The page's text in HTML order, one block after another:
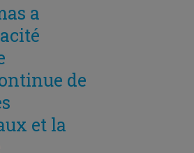
a
de
et la